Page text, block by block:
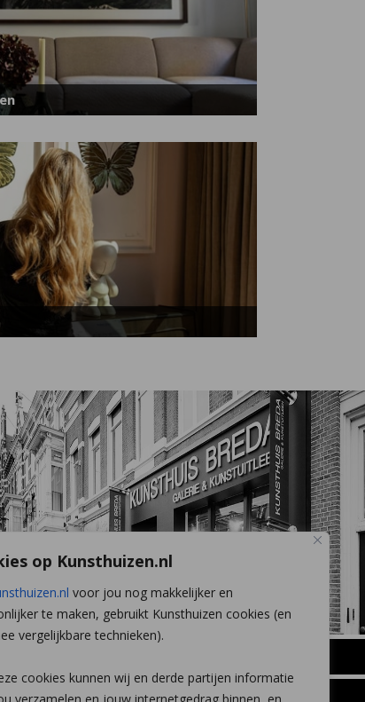
op Kunsthuizen.nl
voor jou nog makkelijker en
te maken, gebruikt Kunsthuizen cookies (en
vergelijkbare technieken).
cookies kunnen wij en derde partijen informatie
11